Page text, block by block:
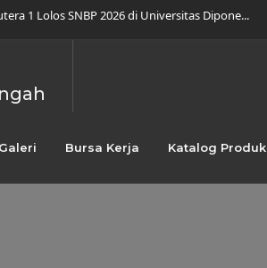
Disiplin, SMK Nusaputera 1 Gelar Kepramuk...
1 untuk Bulan Maret 2026...
Siswa DKV SMK Nusaputera 1 Bawa...
Kunjungan Industri ke PT Marifoo...
Menghidupkan Teknologi: Transformasi Be...
1 Terlibat dalam Produksi Film Animasi...
Galeri Bursa Kerja Katalog Produk